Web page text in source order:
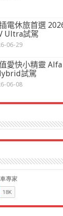
電休旅首選
Ultra試駕
06-29
愛快小精靈
試駕
06-08